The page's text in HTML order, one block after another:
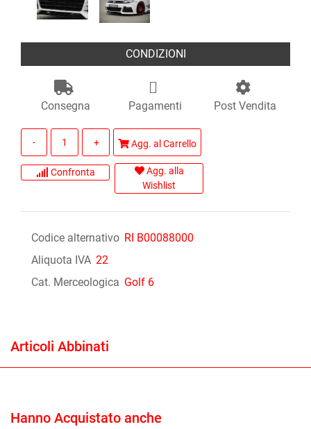
CONDIZIONI
Consegna Pagamenti Post Vendita
Agg. al Carrello
Confronta
Agg. alla
Wishlist
Codice alternativo RI B00088000
Aliquota IVA 22
Cat. Merceologica Golf 6
Articoli Abbinati
Hanno Acquistato anche